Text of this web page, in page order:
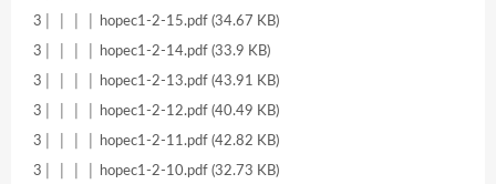
3│ │ │ │ hopec1-2-15.pdf (34.67 KB)
3│ │ │ │ hopec1-2-14.pdf (33.9 KB)
3│ │ │ │ hopec1-2-13.pdf (43.91 KB)
3│ │ │ │ hopec1-2-12.pdf (40.49 KB)
3│ │ │ │ hopec1-2-11.pdf (42.82 KB)
3│ │ │ │ hopec1-2-10.pdf (32.73 KB)